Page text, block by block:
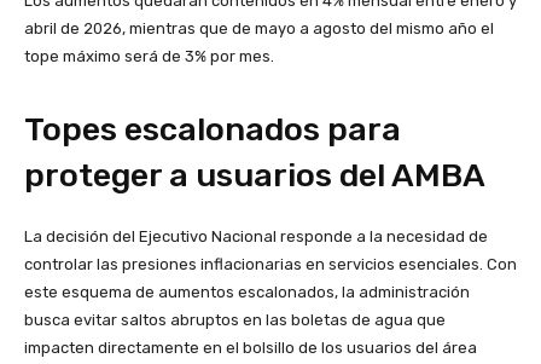
abril de 2026, mientras que de mayo a agosto del mismo año el
tope máximo será de 3% por mes.
Topes escalonados para
proteger a usuarios del AMBA
La decisión del Ejecutivo Nacional responde a la necesidad de
controlar las presiones inflacionarias en servicios esenciales. Con
este esquema de aumentos escalonados, la administración
busca evitar saltos abruptos en las boletas de agua que
impacten directamente en el bolsillo de los usuarios del área